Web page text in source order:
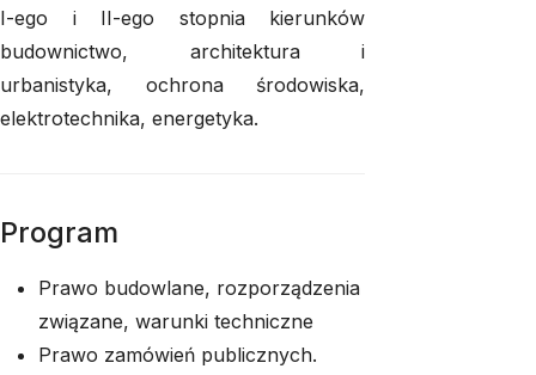
I-ego i II-ego stopnia kierunków
budownictwo, architektura i
urbanistyka, ochrona środowiska,
elektrotechnika, energetyka.
Program
Prawo budowlane, rozporządzenia
związane, warunki techniczne
Prawo zamówień publicznych.